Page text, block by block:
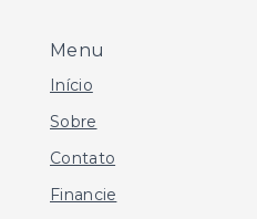
Menu
Início
Sobre
Contato
Financie